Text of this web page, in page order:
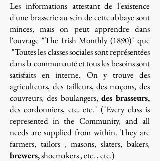
Les informations attestant de l'existence
d'une brasserie au sein de cette abbaye sont
minces, mais on peut apprendre dans
l'ouvrage "The Irish Monthly (1890)" que
"Toutes les classes sociales sont représentées
dans la communauté et tous les besoins sont
satisfaits en interne. On y trouve des
agriculteurs, des tailleurs, des maçons, des
couvreurs, des boulangers, des brasseurs,
des cordonniers, etc. etc." ("Every class is
represented in the Community, and all
needs are supplied from within. They are
farmers, tailors , masons, slaters, bakers,
brewers,shoemakers , etc. , etc.)